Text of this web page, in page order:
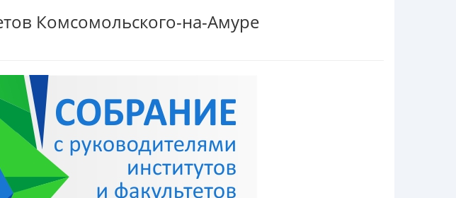
Комсомольского-на-Амуре